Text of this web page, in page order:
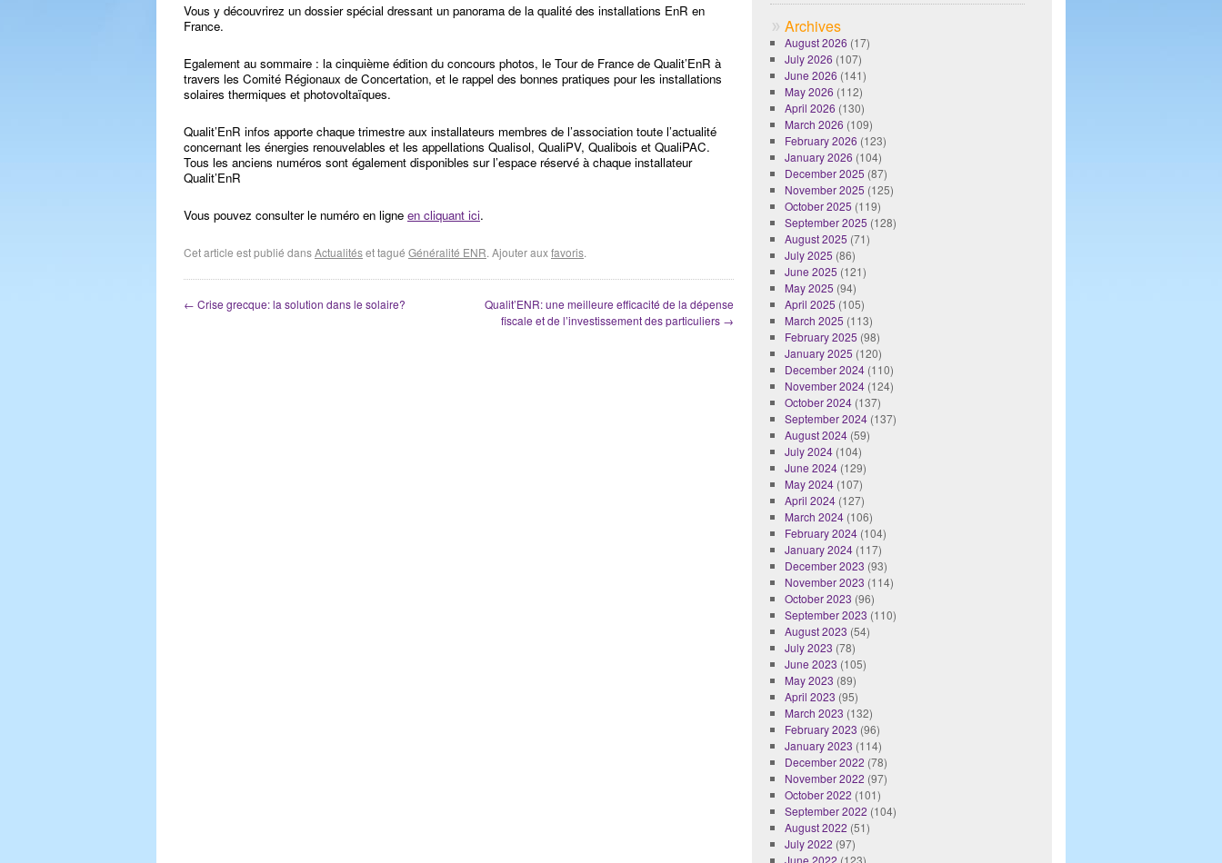
Vous y découvrirez un dossier spécial dressant un panorama de la qualité des installations EnR en
France.
Egalement au sommaire : la cinquième édition du concours photos, le Tour de France de Qualit’EnR à
travers les Comité Régionaux de Concertation, et le rappel des bonnes pratiques pour les installations
solaires thermiques et photovoltaïques.
Qualit’EnR infos apporte chaque trimestre aux installateurs membres de l’association toute l’actualité
concernant les énergies renouvelables et les appellations Qualisol, QualiPV, Qualibois et QualiPAC.
Tous les anciens numéros sont également disponibles sur l’espace réservé à chaque installateur
Qualit’EnR
Vous pouvez consulter le numéro en ligne en cliquant ici.
Cet article est publié dansActualitéset tagué Généralité ENR. Ajouter auxfavoris.
← Crise grecque: la solution dans le solaire?
Qualit’ENR: une meilleure efficacité de la dépense
fiscale et de l’investissement des particuliers →
Archives
August 2026 (17)
July 2026 (107)
June 2026 (141)
May 2026 (112)
April 2026 (130)
March 2026 (109)
February 2026 (123)
January 2026 (104)
December 2025 (87)
November 2025 (125)
October 2025 (119)
September 2025 (128)
August 2025 (71)
July 2025 (86)
June 2025 (121)
May 2025 (94)
April 2025 (105)
March 2025 (113)
February 2025 (98)
January 2025 (120)
December 2024(110)
November 2024(124)
October 2024(137)
September 2024(137)
August 2024(59)
July 2024(104)
June 2024(129)
May 2024(107)
April 2024(127)
March 2024(106)
February 2024(104)
January 2024(117)
December 2023 (93)
November 2023 (114)
October 2023 (96)
September 2023 (110)
August 2023 (54)
July 2023 (78)
June 2023 (105)
May 2023 (89)
April 2023 (95)
March 2023 (132)
February 2023 (96)
January 2023 (114)
December 2022 (78)
November 2022 (97)
October 2022 (101)
September 2022 (104)
August 2022 (51)
July 2022 (97)
June 2022 (123)